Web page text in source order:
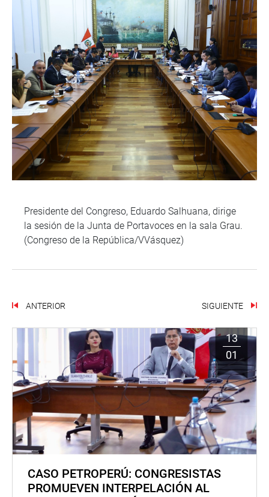
Presidente del Congreso, Eduardo Salhuana, dirige
la sesión de la Junta de Portavoces en la sala Grau.
(Congreso de la República/VVásquez)
ANTERIOR SIGUIENTE
13
01
CASO PETROPERÚ: CONGRESISTAS
PROMUEVEN INTERPELACIÓN AL